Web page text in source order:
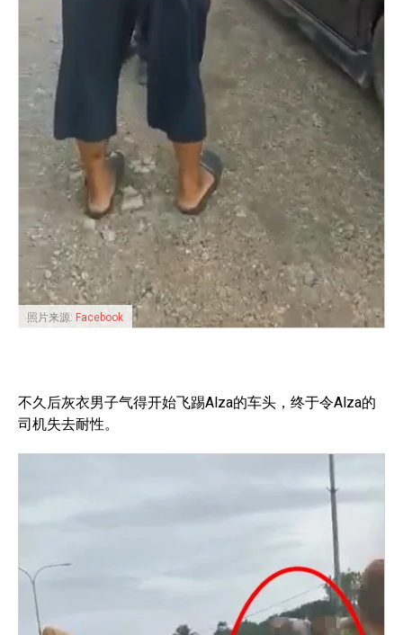
照片来源: Facebook
不久后灰衣男子气得开始飞踢Alza的车头，终于令Alza的
司机失去耐性。